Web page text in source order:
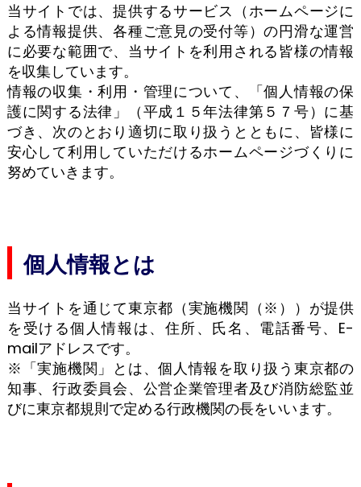
当サイトでは、提供するサービス（ホームページに
よる情報提供、各種ご意見の受付等）の円滑な運営
に必要な範囲で、当サイトを利用される皆様の情報
を収集しています。
情報の収集・利用・管理について、「個人情報の保
護に関する法律」（平成１５年法律第５７号）に基
づき、次のとおり適切に取り扱うとともに、皆様に
安心して利用していただけるホームページづくりに
努めていきます。
個人情報とは
当サイトを通じて東京都（実施機関（※））が提供
を受ける個人情報は、住所、氏名、電話番号、E-
mailアドレスです。
※「実施機関」とは、個人情報を取り扱う東京都の
知事、行政委員会、公営企業管理者及び消防総監並
びに東京都規則で定める行政機関の長をいいます。